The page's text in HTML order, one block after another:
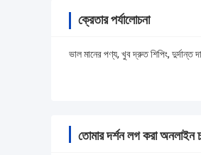
ক্রেতার পর্যালোচনা
ভাল মানের পণ্য, খুব দ্রুত শিপিং, দুর্দান্ত
তোমার দর্শন লগ করা অনলাইন